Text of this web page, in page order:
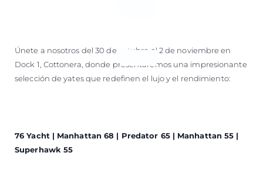
Únete a nosotros del 30 de octubre al 2 de noviembre en
Dock 1, Cottonera, donde presentaremos una impresionante
selección de yates que redefinen el lujo y el rendimiento:
76 Yacht | Manhattan 68 | Predator 65 | Manhattan 55 |
Superhawk 55